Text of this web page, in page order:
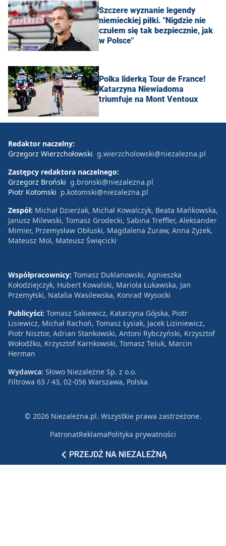
Szczere wyznanie legendy
niemieckiej piłki. "Nigdzie nie
czułem się tak bezpiecznie, jak
w Polsce"
Polka liderką Tour de France!
Katarzyna Niewiadoma
triumfuje na Mont Ventoux
PRZEJDŹ NA NIEZALEŻNĄ
Redaktor naczelny:
Grzegorz Wierzchołowski g.wierzcholowski@niezalezna.pl
Zastępcy redaktora naczelnego:
Grzegorz Broński g.bronski@niezalezna.pl
Piotr Kotomski p.kotomski@niezalezna.pl
Zespół: Michał Dzierżak, Michał Kowalczyk, Beata Mańkowska,
Janusz Milewski, Tomasz Grodecki, Sabina Treffler, Aleksander
Mimier, Przemysław Obłuski, Magdalena Żuraw, Anna Zyzek,
Mateusz Mol, Mateusz Święcicki
Współpracownicy: Tomasz Duklanowski, Agnieszka
Kołodziejczyk, Hubert Kowalski, Mariola Łukawska, Jan
Przemyłski, Natalia Wasilewska, Konrad Wysocki
Publicyści: Tomasz Sakiewicz, Katarzyna Gójska, Piotr
Lisiewicz, Michał Rachoń, Tomasz Łysiak, Jacek Liziniewicz,
Piotr Nisztor, Adrian Stankowski, Antoni Rybczyński, Krzysztof
Wołodźko, Krzysztof Karnkowski, Tomasz Teluk, Marcin
Herman
Wydawca: Słowo Niezależne Sp. z o.o.
Filtrowa 63 / 43, 02-056 Warszawa, Polska
© 2026 Niezależna.pl. Wszystkie prawa zastrzeżone.
PatronatReklamaPolityka prywatności